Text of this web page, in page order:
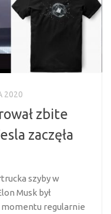
2020
zbite
zaczęła
szyby w
Musk był
regularnie